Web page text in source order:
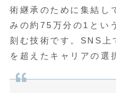
術継承のために集結し
みの約75万分の1とい
刻む技術です。SNS上
を超えたキャリアの選